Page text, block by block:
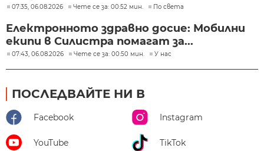
07:35, 06.08.2026 Чете се за: 00:52 мин. По света
Електронното здравно досие: Мобилни
екипи в Силистра помагат за...
07:43, 06.08.2026 Чете се за: 00:50 мин. У нас
ПОСЛЕДВАЙТЕ НИ В
Facebook Instagram
YouTube TikTok